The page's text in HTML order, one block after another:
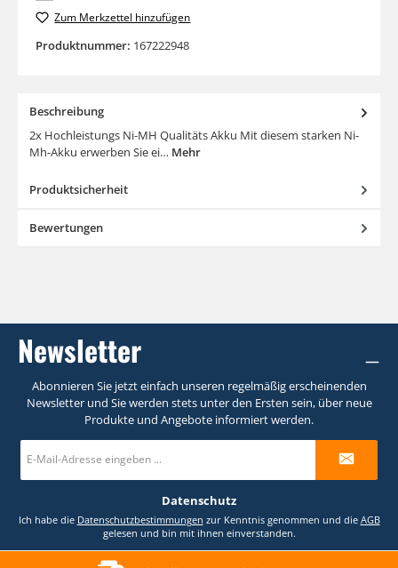
Zum Merkzettel hinzufügen
Produktnummer: 167222948
Beschreibung
2x Hochleistungs Ni-MH Qualitäts Akku Mit diesem starken Ni-
Mh-Akku erwerben Sie ei… Mehr
Produktsicherheit
Bewertungen
Newsletter
Abonnieren Sie jetzt einfach unseren regelmäßig erscheinenden
Newsletter und Sie werden stets unter den Ersten sein, über neue
Produkte und Angebote informiert werden.
E-
Mail-
Datenschutz
Ich habe die Datenschutzbestimmungen zur Kenntnis genommen und die AGB
gelesen und bin mit ihnen einverstanden.